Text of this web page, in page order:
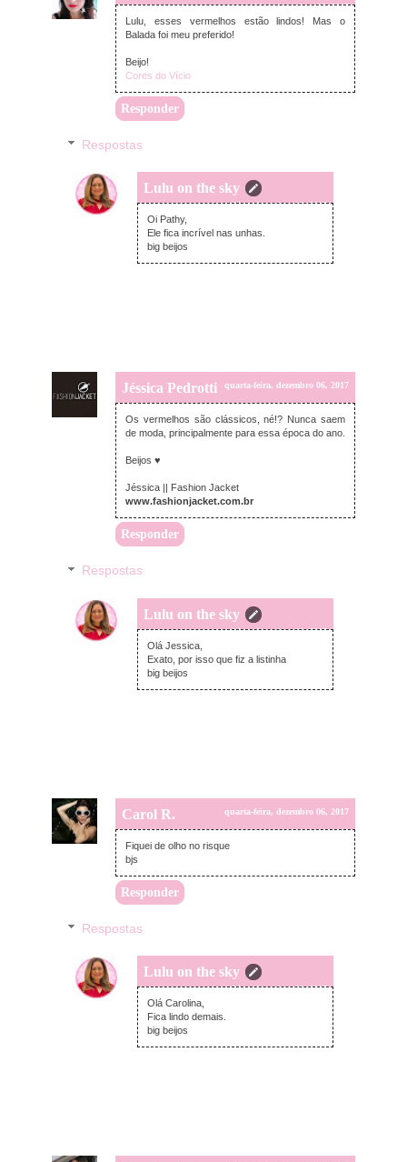
quarta-feira, dezembro 06, 2017
Lulu, esses vermelhos estão lindos! Mas o
Balada foi meu preferido!
Beijo!
Cores do Vício
Responder
Respostas
Lulu on the sky
quarta-feira, dezembro 06, 2017
Oi Pathy,
Ele fica incrível nas unhas.
big beijos
Jéssica Pedrotti quarta-feira, dezembro 06, 2017
Os vermelhos são clássicos, né!? Nunca saem
de moda, principalmente para essa época do ano.
Beijos ♥
Jéssica || Fashion Jacket
www.fashionjacket.com.br
Responder
Respostas
Lulu on the sky
quarta-feira, dezembro 06, 2017
Olá Jessica,
Exato, por isso que fiz a listinha
big beijos
Carol R. quarta-feira, dezembro 06, 2017
Fiquei de olho no risque
bjs
Responder
Respostas
Lulu on the sky
quarta-feira, dezembro 06, 2017
Olá Carolina,
Fica lindo demais.
big beijos